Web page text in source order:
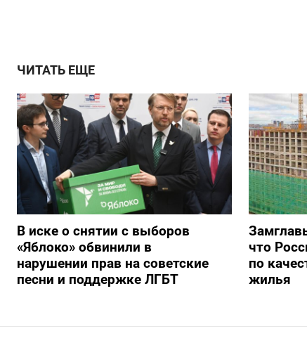
ЧИТАТЬ ЕЩЕ
В иске о снятии с выборов
«Яблоко» обвинили в
нарушении прав на советские
песни и поддержке ЛГБТ
что
по
жилья